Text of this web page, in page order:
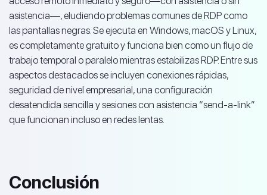
asistencia—, eludiendo problemas comunes de RDP como
las pantallas negras. Se ejecuta en Windows, macOS y Linux,
es completamente gratuito y funciona bien como un flujo de
trabajo temporal o paralelo mientras estabilizas RDP. Entre sus
aspectos destacados se incluyen conexiones rápidas,
seguridad de nivel empresarial, una configuración
desatendida sencilla y sesiones con asistencia “send-a-link”
que funcionan incluso en redes lentas.
Conclusión